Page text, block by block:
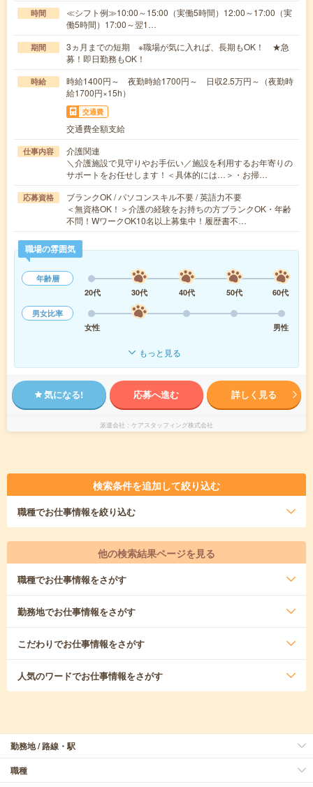
時間
≪シフト例≫10:00～15:00（実働5時間）12:00～17:00（実
働5時間）17:00～翌1…
期間
3ヵ月までの短期 ※職場が気に入れば、長期もOK！ ★急
募！即日勤務もOK！
時給
時給1400円～ 夜勤時給1700円～ 日収2.5万円～（夜勤時
給1700円×15h）
交通費
交通費全額支給
仕事内容
介護関連
＼介護施設で見守りやお手伝い／施設を利用するお年寄りの
サポートをお任せします！＜具体的には…＞・お掃…
応募資格
ブランクOK / パソコンスキル不要 / 英語力不要
＜無資格OK！＞介護の経験をお持ちの方ブランクOK・年齢
不問！WワークOK10名以上募集中！履歴書不…
職場の雰囲気
年齢層
20代
30代 40代 50代
60代
男女比率
女性
男性
もっと見る
気になる! 応募へ進む 詳しく見る
派遣会社 ケアスタッフィング株式会社
検索条件を追加して絞り込む
職種でお仕事情報を絞り込む
他の検索結果ページを見る
職種でお仕事情報をさがす
勤務地でお仕事情報をさがす
こだわりでお仕事情報をさがす
人気のワードでお仕事情報をさがす
勤務地 / 路線・駅
職種